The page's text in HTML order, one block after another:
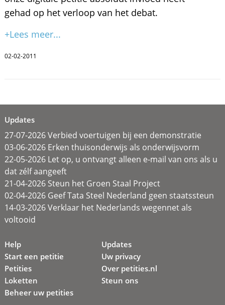
gehad op het verloop van het debat.
+Lees meer...
02-02-2011
Updates
27-07-2026 Verbied voertuigen bij een demonstratie
03-06-2026 Erken thuisonderwijs als onderwijsvorm
22-05-2026 Let op, u ontvangt alleen e-mail van ons als u
dat zélf aangeeft
21-04-2026 Steun het Groen Staal Project
02-04-2026 Geef Tata Steel Nederland geen staatssteun
14-03-2026 Verklaar het Nederlands wegennet als
voltooid
Help
Start een petitie
Petities
Loketten
Beheer uw petities
Updates
Uw privacy
Over petities.nl
Steun ons